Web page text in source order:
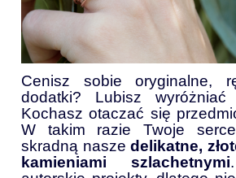
Cenisz sobie oryginalne,
dodatki? Lubisz
Kochasz otaczać się
W takim razie Twoje
skradną naszedelikatne,
kamieniami szlachetnymi